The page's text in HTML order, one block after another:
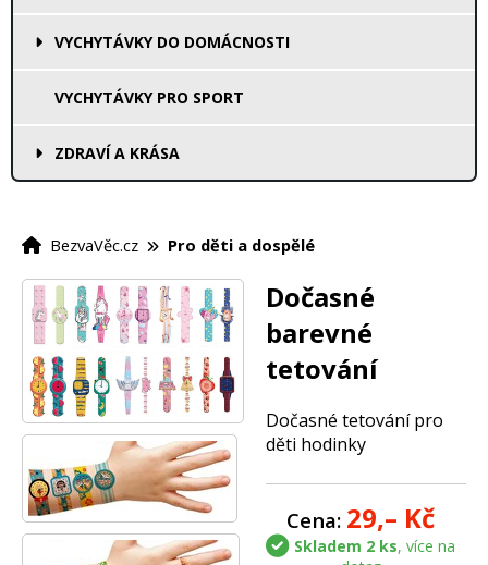
VYCHYTÁVKY DO DOMÁCNOSTI
VYCHYTÁVKY PRO SPORT
ZDRAVÍ A KRÁSA
BezvaVěc.cz Pro děti a dospělé
Dočasné
barevné
tetování
Dočasné tetování pro
děti hodinky
Cena: 29,– Kč
Skladem 2 ks, více na